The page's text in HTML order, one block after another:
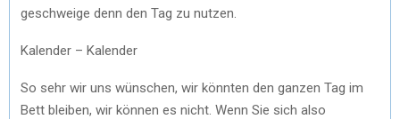
geschweige denn den Tag zu nutzen.
Kalender – Kalender
So sehr wir uns wünschen, wir könnten den ganzen Tag im
Bett bleiben, wir können es nicht. Wenn Sie sich also